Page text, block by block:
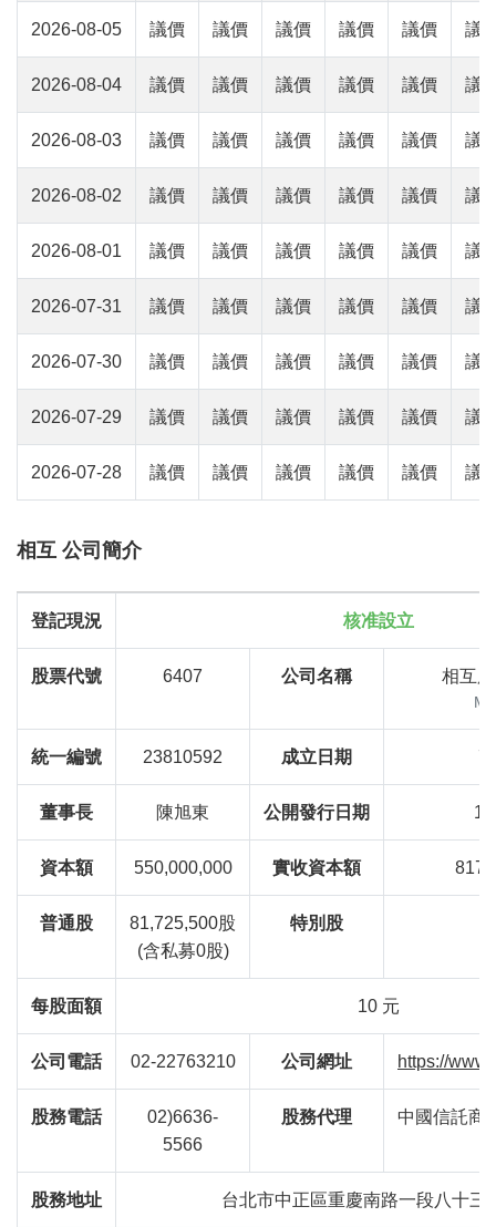
2026-08-05 議價 議價 議價 議價 議價 議
2026-08-04 議價 議價 議價 議價 議價 議
2026-08-03 議價 議價 議價 議價 議價 議
2026-08-02 議價 議價 議價 議價 議價 議
2026-08-01 議價 議價 議價 議價 議價 議
2026-07-31 議價 議價 議價 議價 議價 議
2026-07-30 議價 議價 議價 議價 議價 議
2026-07-29 議價 議價 議價 議價 議價 議
2026-07-28 議價 議價 議價 議價 議價 議
相互 公司簡介
登記現況 核准設立
股票代號 6407 公司名稱 相互
統一編號 23810592 成立日期
董事長 陳旭東 公開發行日期
資本額 550,000,000 實收資本額
普通股
81,725,500股
(含私募0股)
特別股
每股面額 10 元
公司電話 02-22763210 公司網址 https://
股務電話
02)6636-
5566
股務代理 中國信託商
股務地址 台北市中正區重慶南路一段八十三